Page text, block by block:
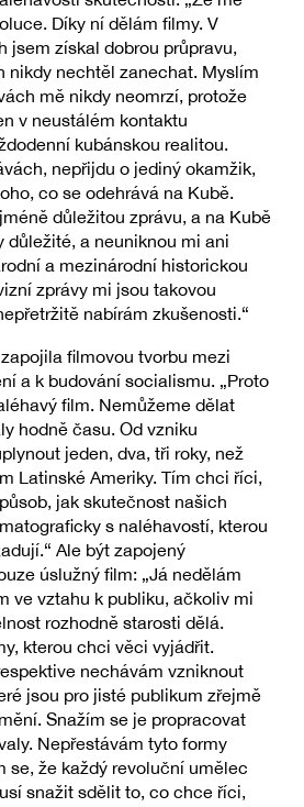
Díky ní dělám filmy. V
jsem získal dobrou průpravu,
nikdy nechtěl zanechat. Myslím
mě nikdy neomrzí, protože
v neustálém kontaktu
kubánskou realitou.
nepřijdu o jediný okamžik,
co se odehrává na Kubě.
důležitou zprávu, a na Kubě
důležité, a neuniknou mi ani
a mezinárodní historickou
zprávy mi jsou takovou
nabírám zkušenosti.“
filmovou tvorbu mezi
a k budování socialismu. „Proto
film. Nemůžeme dělat
hodně času. Od vzniku
jeden, dva, tři roky, než
Latinské Ameriky. Tím chci říci,
jak skutečnost našich
s naléhavostí, kterou
Ale být zapojený
úslužný film: „Já nedělám
ve vztahu k publiku, ačkoliv mi
rozhodně starosti dělá.
kterou chci věci vyjádřit.
nechávám vzniknout
jsou pro jisté publikum zřejmě
Snažím se je propracovat
Nepřestávám tyto formy
se, že každý revoluční umělec
snažit sdělit to, co chce říci,